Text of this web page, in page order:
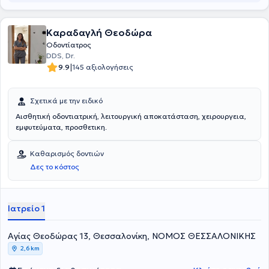
Καραδαγλή Θεοδώρα
Οδοντίατρος
DDS, Dr.
9.9|145 αξιολογήσεις
Σχετικά με την ειδικό
Αισθητική οδοντιατρική, λειτουργική αποκατάσταση, χειρουργεια,
εμφυτεύματα, προσθετικη.
Καθαρισμός δοντιών
Δες το κόστος
Ιατρείο 1
Aγίας Θεοδώρας 13, Θεσσαλονίκη, ΝΟΜΟΣ ΘΕΣΣΑΛΟΝΙΚΗΣ
2,6 km